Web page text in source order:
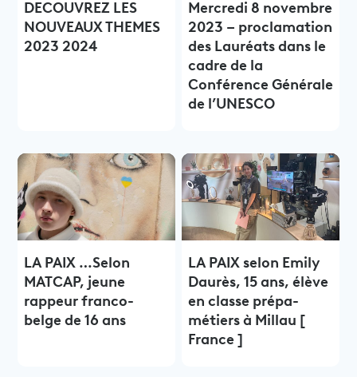
DECOUVREZ LES
NOUVEAUX THEMES
2023 2024
Mercredi 8 novembre
2023 – proclamation
des Lauréats dans le
cadre de la
Conférence Générale
de l’UNESCO
LA PAIX …Selon
MATCAP, jeune
rappeur franco-
belge de 16 ans
LA PAIX selon Emily
Daurès, 15 ans, élève
en classe prépa-
métiers à Millau [
France ]